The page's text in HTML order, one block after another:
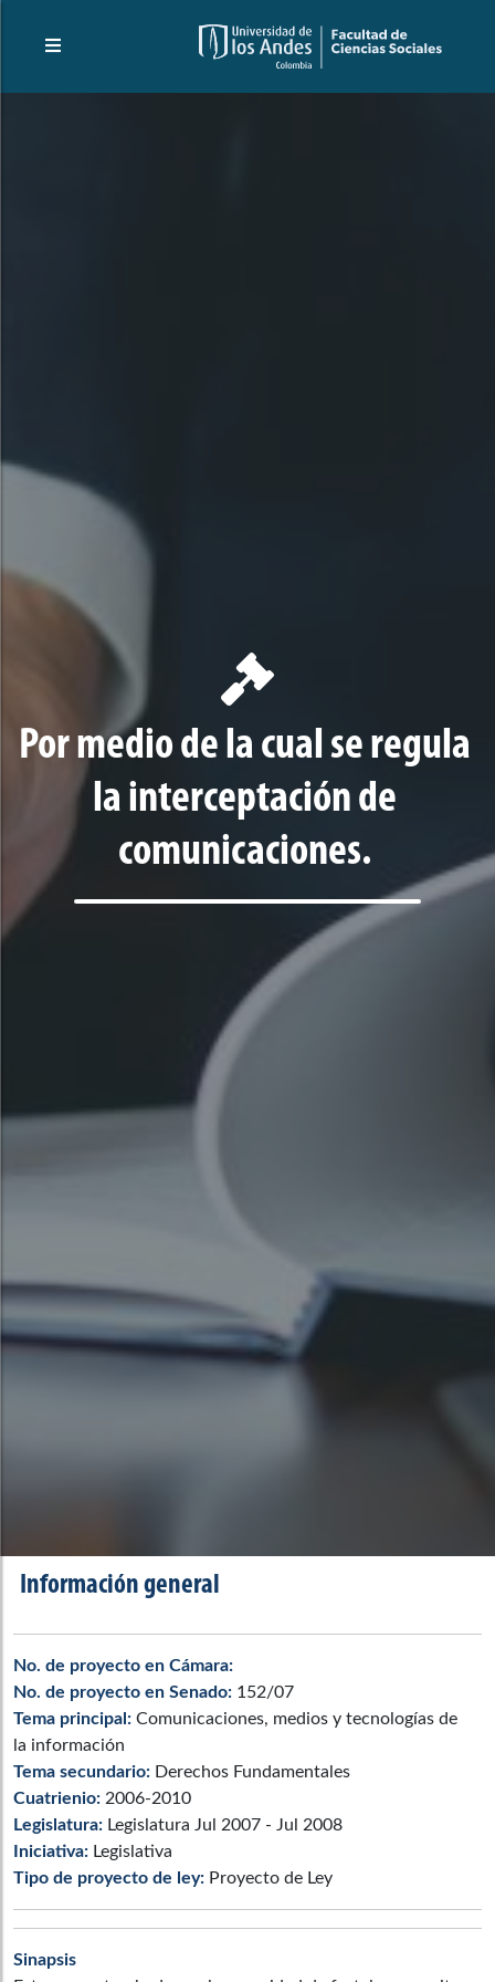
Por medio de la cual se regula
la interceptación de
comunicaciones.
Información general
No. de proyecto en Cámara:
No. de proyecto en Senado: 152/07
Tema principal: Comunicaciones, medios y tecnologías de
la información
Tema secundario: Derechos Fundamentales
Cuatrienio: 2006-2010
Legislatura: Legislatura Jul 2007 - Jul 2008
Iniciativa: Legislativa
Tipo de proyecto de ley: Proyecto de Ley
Sinapsis